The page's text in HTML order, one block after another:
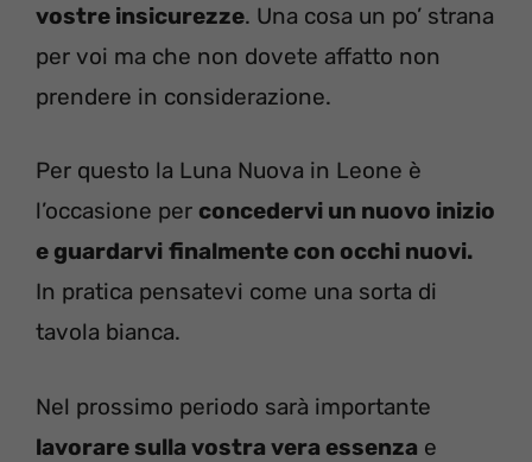
vostre insicurezze. Una cosa un po’ strana
per voi ma che non dovete affatto non
prendere in considerazione.
Per questo la Luna Nuova in Leone è
l’occasione per concedervi un nuovo inizio
e guardarvi finalmente con occhi nuovi.
In pratica pensatevi come una sorta di
tavola bianca.
Nel prossimo periodo sarà importante
lavorare sulla vostra vera essenza e